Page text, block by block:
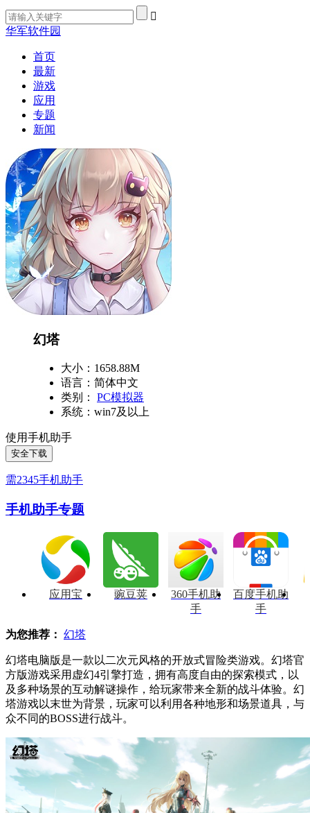
华军软件园
首页
最新
游戏
应用
专题
新闻
幻塔
大小：1658.88M
语言：简体中文
类别： PC模拟器
系统：win7及以上
使用手机助手
安全下载
需2345手机助手
手机助手专题
应用宝 豌豆荚
360手机助
手
百度手机助
手
为您推荐： 幻塔
幻塔电脑版是一款以二次元风格的开放式冒险类游戏。幻塔官
方版游戏采用虚幻4引擎打造，拥有高度自由的探索模式，以
及多种场景的互动解谜操作，给玩家带来全新的战斗体验。幻
塔游戏以末世为背景，玩家可以利用各种地形和场景道具，与
众不同的BOSS进行战斗。